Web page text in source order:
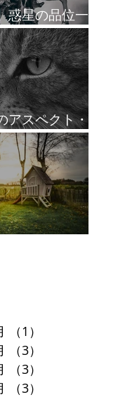
惑星の品位一
アスペクト・
（1）
（3）
（3）
（3）